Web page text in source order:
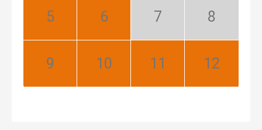
Květen:
Červen:
Červenec:
Srpen:
Září:
Říjen:
Listopad:
Prosinec: